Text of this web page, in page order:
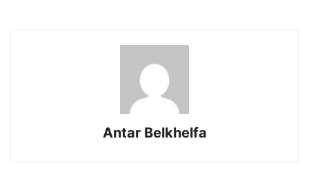
Antar Belkhelfa